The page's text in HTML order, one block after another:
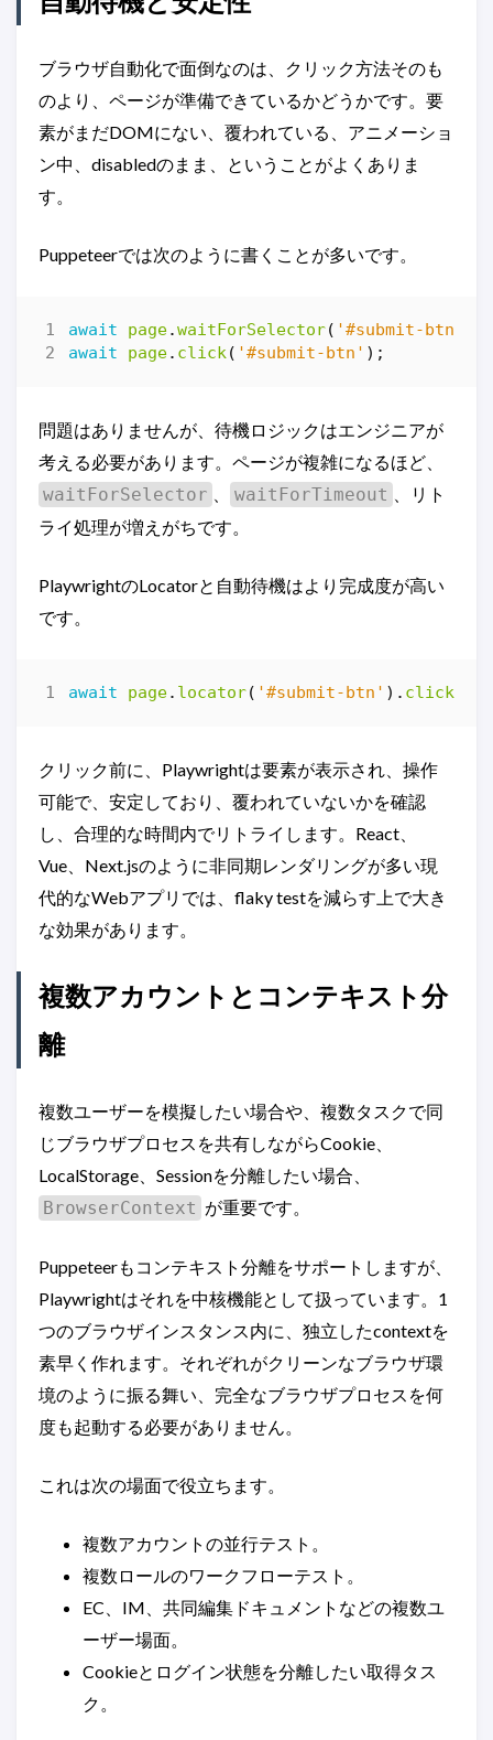
ブラウザ自動化で面倒なのは、クリック方法そのも
のより、ページが準備できているかどうかです。要
素がまだDOMにない、覆われている、アニメーショ
ン中、disabledのまま、ということがよくありま
す。
Puppeteerでは次のように書くことが多いです。
await page.waitForSelector( '#submit-btn'
await
page. click( '#submit-btn' );
問題はありませんが、待機ロジックはエンジニアが
考える必要があります。ページが複雑になるほど、
waitForSelector
waitForTimeout
、リト
ライ処理が増えがちです。
PlaywrightのLocatorと自動待機はより完成度が高い
です。
await page. locator( '#submit-btn' ). click
クリック前に、Playwrightは要素が表示され、操作
可能で、安定しており、覆われていないかを確認
し、合理的な時間内でリトライします。React、
Vue、Next.jsのように非同期レンダリングが多い現
代的なWebアプリでは、flaky testを減らす上で大き
な効果があります。
複数アカウントとコンテキスト分
離
複数ユーザーを模擬したい場合や、複数タスクで同
じブラウザプロセスを共有しながらCookie、
LocalStorage、Sessionを分離したい場合、
BrowserContext が重要です。
Puppeteerもコンテキスト分離をサポートしますが、
Playwrightはそれを中核機能として扱っています。1
つのブラウザインスタンス内に、独立したcontextを
素早く作れます。それぞれがクリーンなブラウザ環
境のように振る舞い、完全なブラウザプロセスを何
度も起動する必要がありません。
これは次の場面で役立ちます。
複数アカウントの並行テスト。
複数ロールのワークフローテスト。
EC、IM、共同編集ドキュメントなどの複数ユ
ーザー場面。
Cookieとログイン状態を分離したい取得タス
ク。